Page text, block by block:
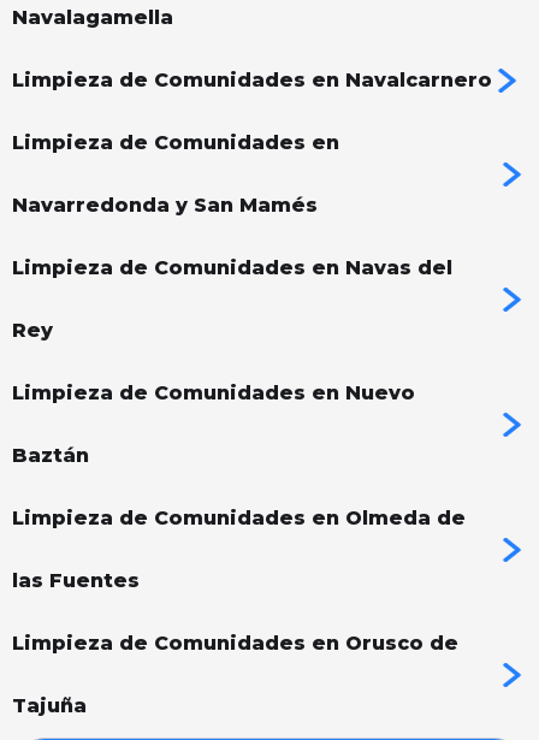
Navalagamella
Limpieza de Comunidades en Navalcarnero
Limpieza de Comunidades en
Navarredonda y San Mamés
Limpieza de Comunidades en Navas del
Rey
Limpieza de Comunidades en Nuevo
Baztán
Limpieza de Comunidades en Olmeda de
las Fuentes
Limpieza de Comunidades en Orusco de
Tajuña